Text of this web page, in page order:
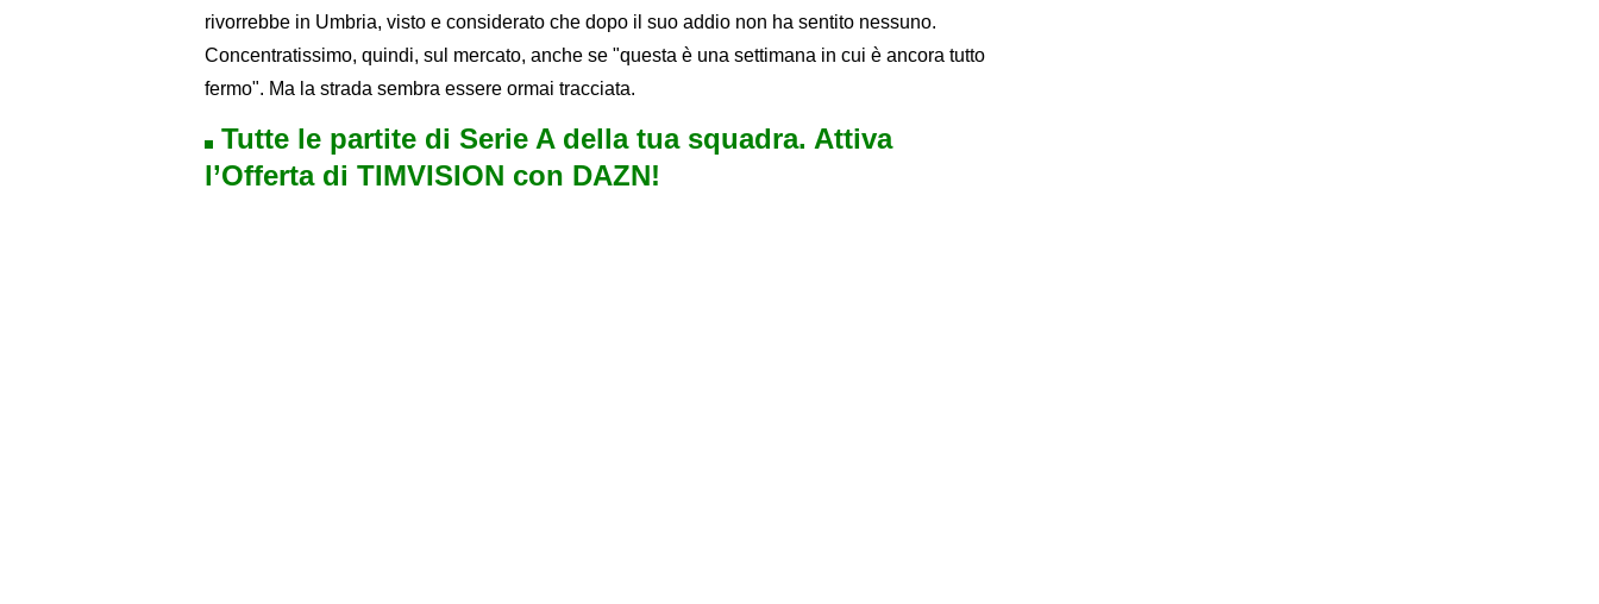
rivorrebbe in Umbria, visto e considerato che dopo il suo addio non ha sentito nessuno.
Concentratissimo, quindi, sul mercato, anche se "questa è una settimana in cui è ancora tutto
fermo". Ma la strada sembra essere ormai tracciata.
Tutte le partite di Serie A della tua squadra. Attiva
l’Offerta di TIMVISION con DAZN!